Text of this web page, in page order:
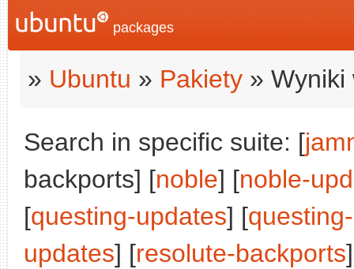
packages
» Ubuntu » Pakiety » Wyniki
Search in specific suite: [
backports] [noble] [noble-
[questing-updates] [
updates] [resolute-backports